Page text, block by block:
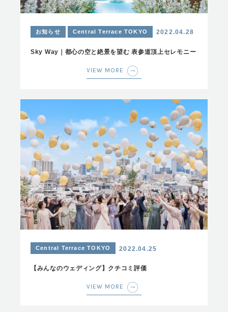
お知らせ Central Terrace TOKYO 2022.04.28
Sky Way｜都心の空と絶景を望む 表参道頂上セレモニー
VIEW MORE
Central Terrace TOKYO 2022.04.25
【みんなのウェディング】クチコミ評価
VIEW MORE